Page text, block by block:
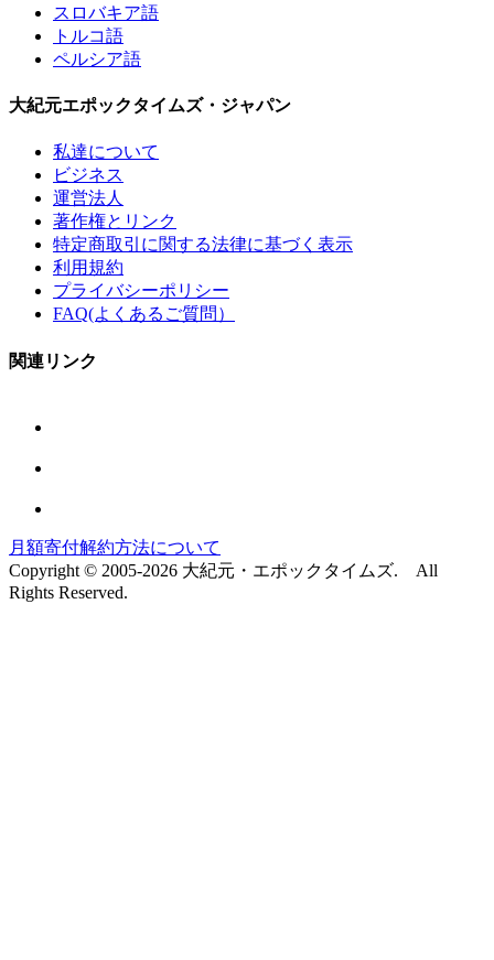
スロバキア語
トルコ語
ペルシア語
大紀元エポックタイムズ・ジャパン
私達について
ビジネス
運営法人
著作権とリンク
特定商取引に関する法律に基づく表示
利用規約
プライバシーポリシー
FAQ(よくあるご質問）
関連リンク
月額寄付解約方法について
Copyright © 2005-2026 大紀元・エポックタイムズ. All
Rights Reserved.